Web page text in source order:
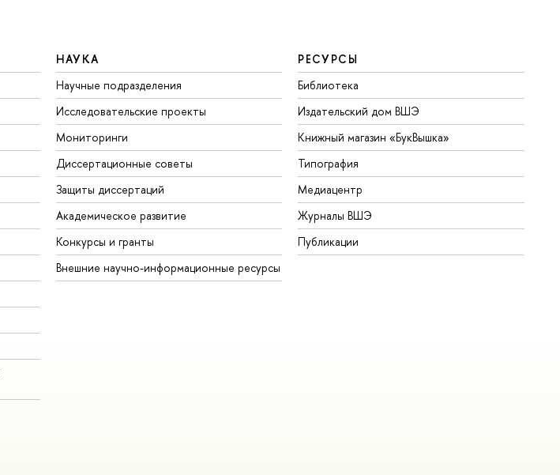
НАУКА
Научные подразделения
Исследовательские проекты
Мониторинги
Диссертационные советы
Защиты диссертаций
Академическое развитие
Конкурсы и гранты
Внешние научно-информационные ресурсы
РЕСУРСЫ
Библиотека
Издательский дом ВШЭ
Книжный магазин «БукВышка»
Типография
Медиацентр
Журналы ВШЭ
Публикации